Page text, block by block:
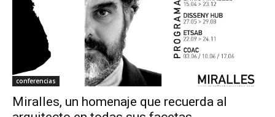
conferencias
Miralles, un homenaje que recuerda al